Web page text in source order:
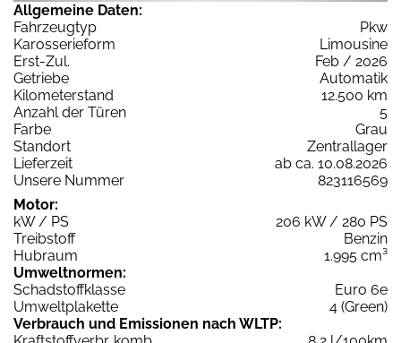
Allgemeine Daten:
Fahrzeugtyp
Pkw
Karosserieform
Limousine
Erst-Zul.
Feb / 2026
Getriebe
Automatik
Kilometerstand
12.500 km
Anzahl der Türen
5
Farbe
Grau
Standort
Zentrallager
Lieferzeit
ab ca. 10.08.2026
Unsere Nummer
823116569
Motor:
kW / PS
206 kW / 280 PS
Treibstoff
Benzin
Hubraum
1.995 cm³
Umweltnormen:
Schadstoffklasse
Euro 6e
Umweltplakette
4 (Green)
Verbrauch und Emissionen nach WLTP: